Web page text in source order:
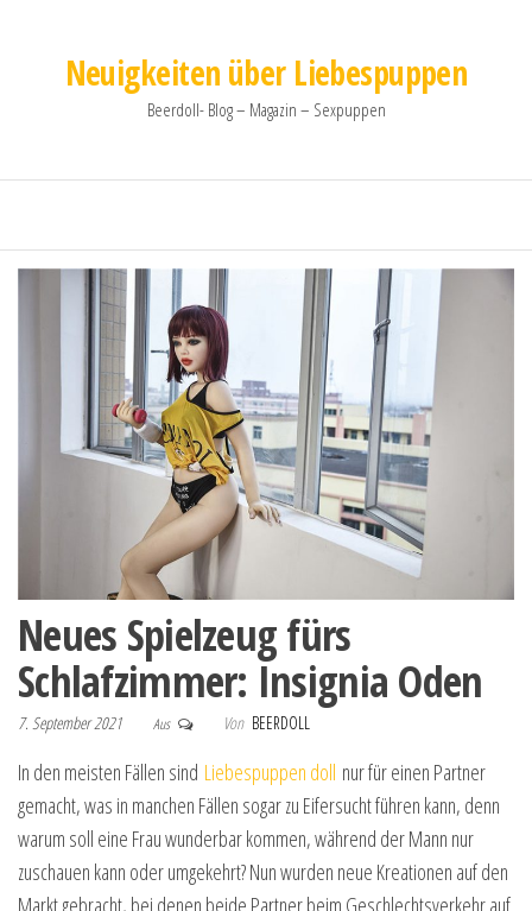
Neuigkeiten über Liebespuppen
Beerdoll- Blog – Magazin – Sexpuppen
Neues Spielzeug fürs
Schlafzimmer: Insignia Oden
7. September 2021 Aus Von BEERDOLL
In den meisten Fällen sind Liebespuppen doll nur für einen Partner
gemacht, was in manchen Fällen sogar zu Eifersucht führen kann, denn
warum soll eine Frau wunderbar kommen, während der Mann nur
zuschauen kann oder umgekehrt? Nun wurden neue Kreationen auf den
Markt gebracht, bei denen beide Partner beim Geschlechtsverkehr auf